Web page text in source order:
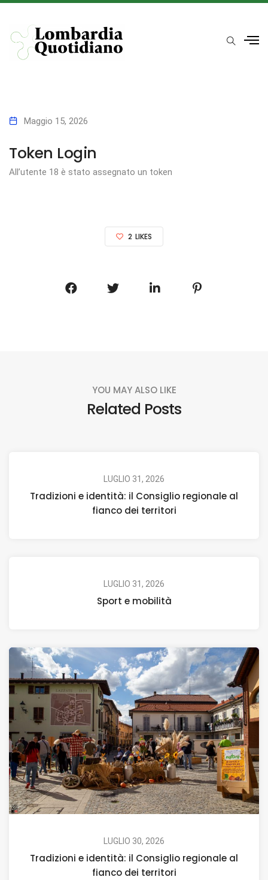
Maggio 15, 2026
Token Login
All’utente 18 è stato assegnato un token
2 LIKES
YOU MAY ALSO LIKE
Related Posts
LUGLIO 31, 2026
Tradizioni e identità: il Consiglio regionale al
fianco dei territori
LUGLIO 31, 2026
Sport e mobilità
LUGLIO 30, 2026
Tradizioni e identità: il Consiglio regionale al
fianco dei territori